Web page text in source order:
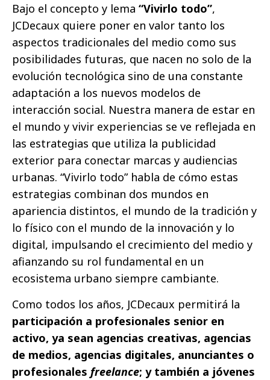
Bajo el concepto y lema “Vivirlo todo”,
JCDecaux quiere poner en valor tanto los
aspectos tradicionales del medio como sus
posibilidades futuras, que nacen no solo de la
evolución tecnológica sino de una constante
adaptación a los nuevos modelos de
interacción social. Nuestra manera de estar en
el mundo y vivir experiencias se ve reflejada en
las estrategias que utiliza la publicidad
exterior para conectar marcas y audiencias
urbanas. “Vivirlo todo” habla de cómo estas
estrategias combinan dos mundos en
apariencia distintos, el mundo de la tradición y
lo físico con el mundo de la innovación y lo
digital, impulsando el crecimiento del medio y
afianzando su rol fundamental en un
ecosistema urbano siempre cambiante.
Como todos los años, JCDecaux permitirá la
participación a profesionales senior en
activo, ya sean agencias creativas, agencias
de medios, agencias digitales, anunciantes o
profesionales freelance; y también a jóvenes